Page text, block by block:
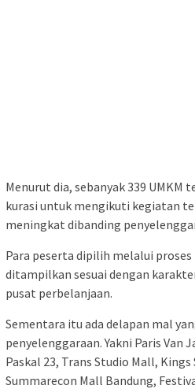
Menurut dia, sebanyak 339 UMKM
kurasi untuk mengikuti kegiatan
meningkat dibanding
Para peserta dipilih melalui
ditampilkan sesuai dengan
pusat perbelanjaan.
Sementara itu ada delapan mal
penyelenggaraan. Yakni Paris Van
Paskal 23, Trans Studio Mall,
Summarecon Mall Bandung,